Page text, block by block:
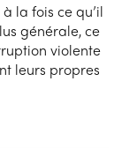
la fois ce qu’il
générale, ce
violente
leurs propres